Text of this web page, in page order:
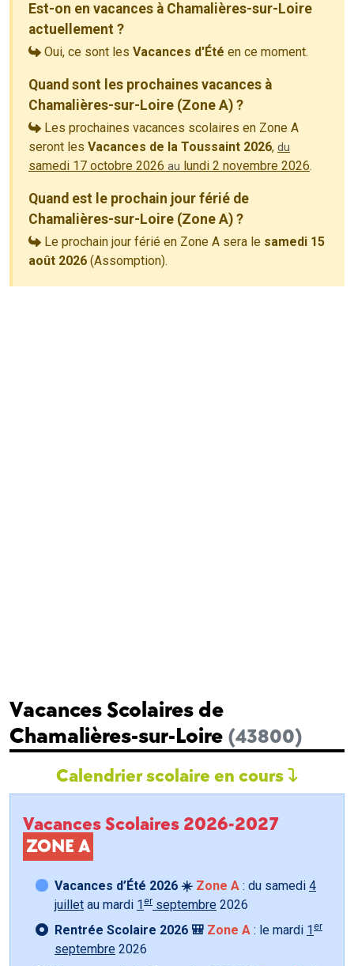
Est-on en vacances à Chamalières-sur-Loire
actuellement ?
Oui, ce sont les Vacances d'Été en ce moment.
Quand sont les prochaines vacances à
Chamalières-sur-Loire (Zone A) ?
Les prochaines vacances scolaires en Zone A
seront les Vacances de la Toussaint 2026, du
samedi 17 octobre 2026 au lundi 2 novembre 2026.
Quand est le prochain jour férié de
Chamalières-sur-Loire (Zone A) ?
Le prochain jour férié en Zone A sera le samedi 15
août 2026 (Assomption).
Vacances Scolaires de
Chamalières-sur-Loire (43800)
Calendrier scolaire en cours
Vacances Scolaires 2026-2027
ZONE A
Vacances d’Été 2026 ☀️ Zone A : du samedi 4
juillet au mardi 1 er septembre 2026
Rentrée Scolaire 2026 🎒 Zone A : le mardi 1 er
septembre 2026